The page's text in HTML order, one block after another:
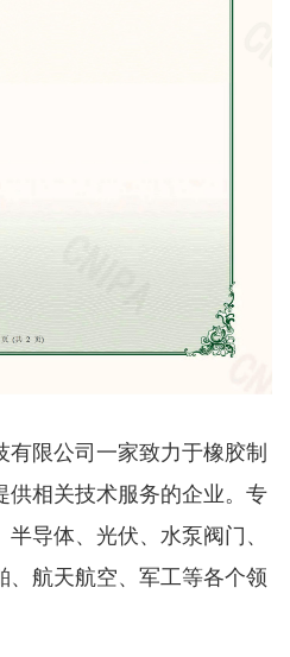
限公司一家致力于橡胶制
供相关技术服务的企业。专
导体、光伏、水泵阀门、
、航天航空、军工等各个领